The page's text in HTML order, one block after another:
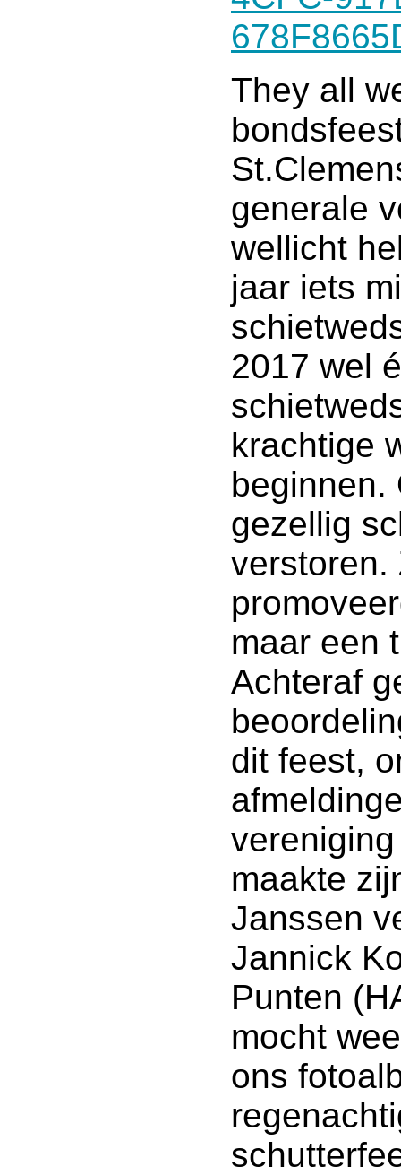
They all
generale
wellicht
jaar iets
2017 wel
krachtige
beginnen.
gezellig
verstoren.
maar een
Achteraf
dit feest,
maakte
Janssen
Jannick
Punten
mocht
ons